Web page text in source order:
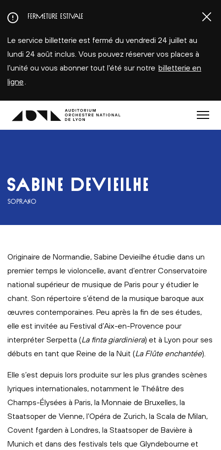
au
principal
FERMETURE ESTIVALE
Le service billetterie est fermé du vendredi 24 juillet au
lundi 24 août inclus. Vous pouvez réserver vos places à
l’unité ou vous abonner tout l'été sur notre billetterie en
ligne
Menu
SABINE DEVIEILHE
SOPRANO
Originaire de Normandie, Sabine Devieilhe étudie dans un
premier temps le violoncelle, avant d’entrer Conservatoire
national supérieur de musique de Paris pour y étudier le
chant. Son répertoire s’étend de la musique baroque aux
œuvres contemporaines. Peu après la fin de ses études,
elle est invitée au Festival d’Aix-en-Provence pour
interpréter Serpetta (La finta giardiniera) et à Lyon pour ses
débuts en tant que Reine de la Nuit (La Flûte enchantée).
Elle s’est depuis lors produite sur les plus grandes scènes
lyriques internationales, notamment le Théâtre des
Champs-Élysées à Paris, la Monnaie de Bruxelles, la
Staatsoper de Vienne, l’Opéra de Zurich, la Scala de Milan,
Covent fgarden à Londres, la Staatsoper de Bavière à
Munich et dans des festivals tels que Glyndebourne et